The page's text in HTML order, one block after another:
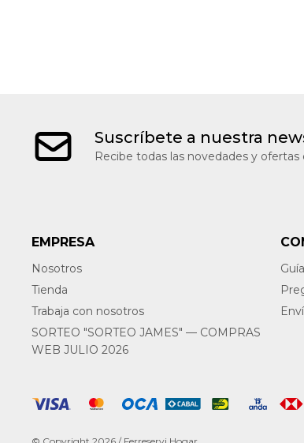
Suscríbete a nuestra
Recibe todas las novedades y ofertas
EMPRESA
Nosotros
Tienda
Trabaja con nosotros
SORTEO "SORTEO JAMES" — COMPRAS
WEB JULIO 2026